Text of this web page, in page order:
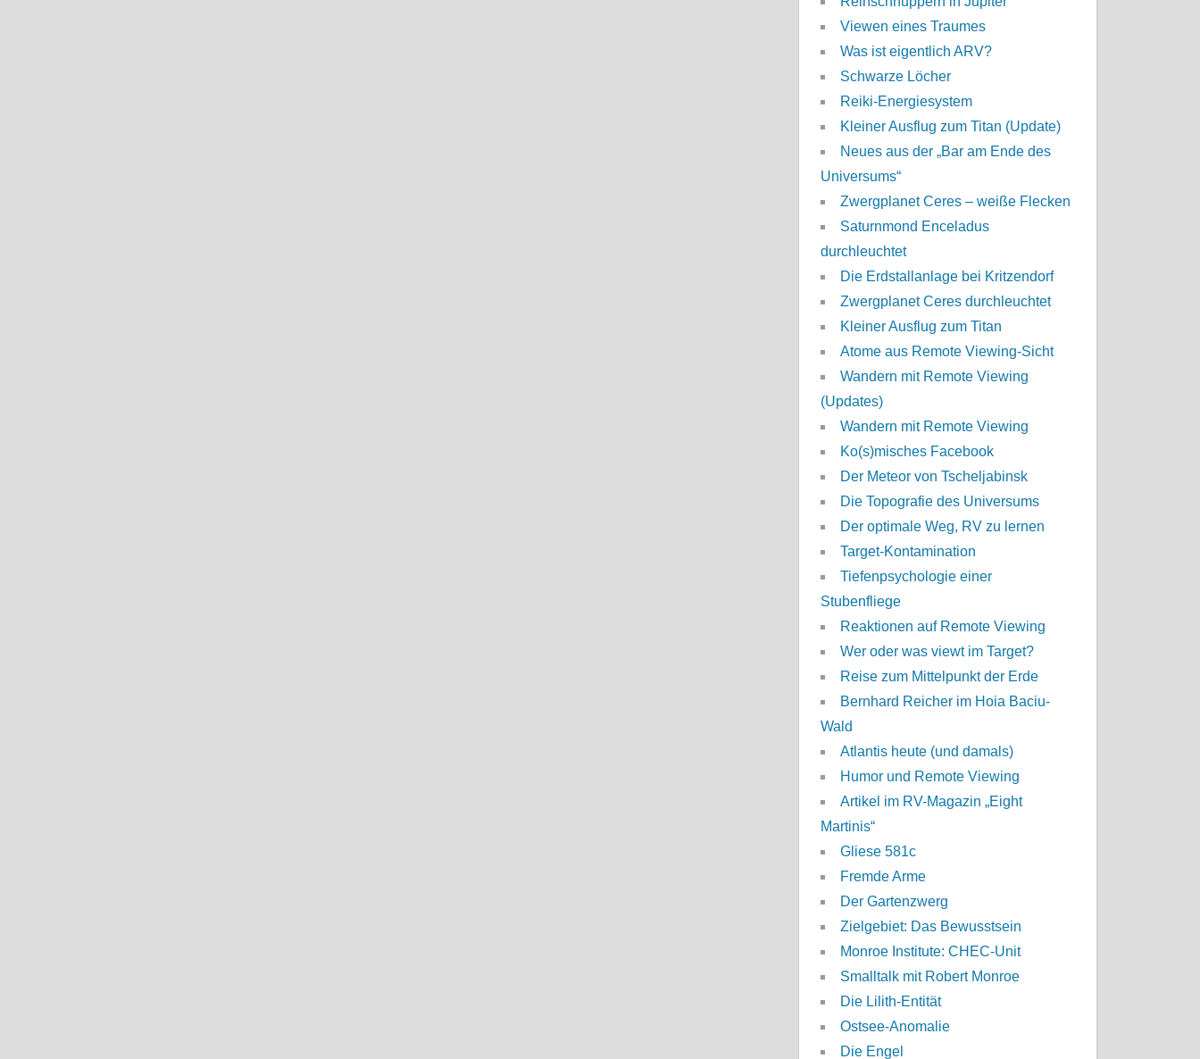
Viewen eines Traumes
Was ist eigentlich ARV?
Schwarze Löcher
Reiki-Energiesystem
Kleiner Ausflug zum Titan (Update)
Neues aus der „Bar am Ende des
Universums“
Zwergplanet Ceres – weiße Flecken
Saturnmond Enceladus
durchleuchtet
Die Erdstallanlage bei Kritzendorf
Zwergplanet Ceres durchleuchtet
Kleiner Ausflug zum Titan
Atome aus Remote Viewing-Sicht
Wandern mit Remote Viewing
(Updates)
Wandern mit Remote Viewing
Ko(s)misches Facebook
Der Meteor von Tscheljabinsk
Die Topografie des Universums
Der optimale Weg, RV zu lernen
Target-Kontamination
Tiefenpsychologie einer
Stubenfliege
Reaktionen auf Remote Viewing
Wer oder was viewt im Target?
Reise zum Mittelpunkt der Erde
Bernhard Reicher im Hoia Baciu-
Wald
Atlantis heute (und damals)
Humor und Remote Viewing
Artikel im RV-Magazin „Eight
Martinis“
Gliese 581c
Fremde Arme
Der Gartenzwerg
Zielgebiet: Das Bewusstsein
Monroe Institute: CHEC-Unit
Smalltalk mit Robert Monroe
Die Lilith-Entität
Ostsee-Anomalie
Die Engel